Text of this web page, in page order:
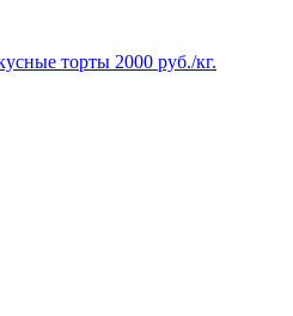
торты 2000 руб./кг.